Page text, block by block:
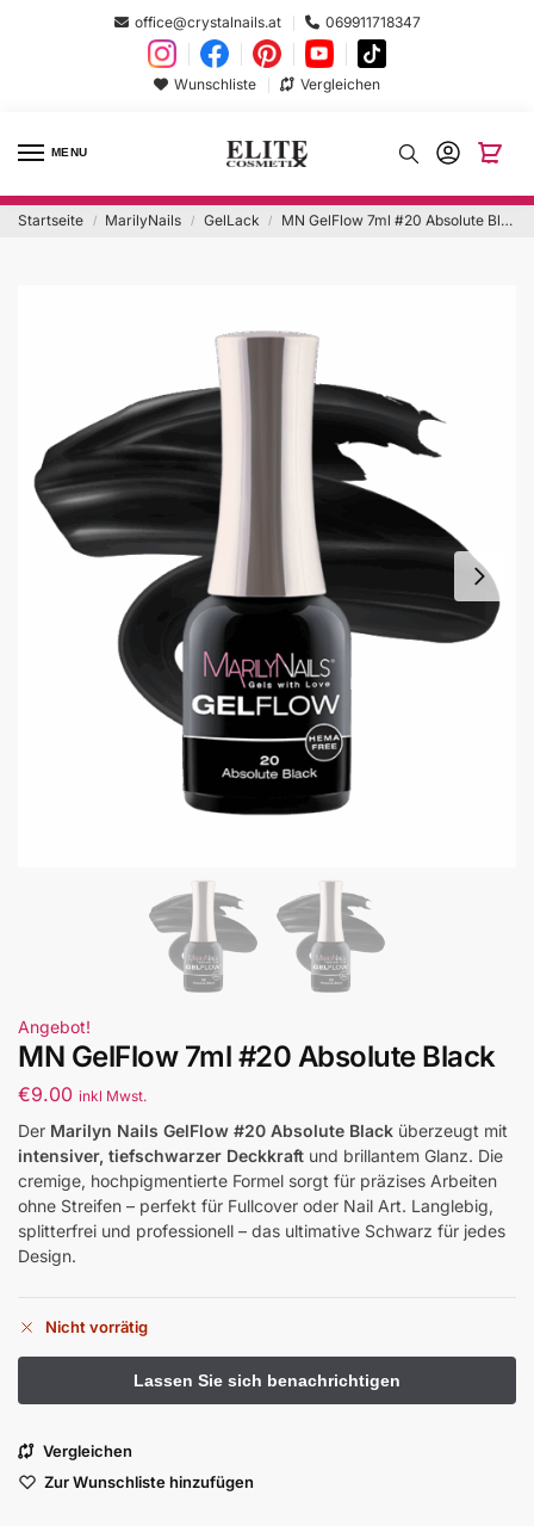
office@crystalnails.at 069911718347
Wunschliste Vergleichen
MENU
Startseite / MarilyNails / GelLack / MN GelFlow 7ml #20 Absolute Black
Angebot!
MN GelFlow 7ml #20 Absolute Black
€9.00 inkl Mwst.
Der Marilyn Nails GelFlow #20 Absolute Black überzeugt mit
intensiver, tiefschwarzer Deckkraft und brillantem Glanz. Die
cremige, hochpigmentierte Formel sorgt für präzises Arbeiten
ohne Streifen – perfekt für Fullcover oder Nail Art. Langlebig,
splitterfrei und professionell – das ultimative Schwarz für jedes
Design.
Nicht vorrätig
Vergleichen
Zur Wunschliste hinzufügen